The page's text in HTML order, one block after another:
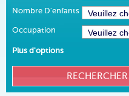
Nombre D'enfants
Occupation
Plus d'options